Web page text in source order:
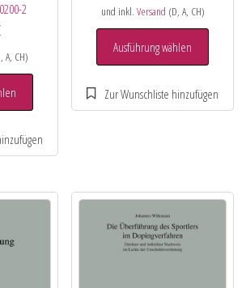
2
A, CH)
und inkl. Versand (D, A, CH)
Ausführung wählen